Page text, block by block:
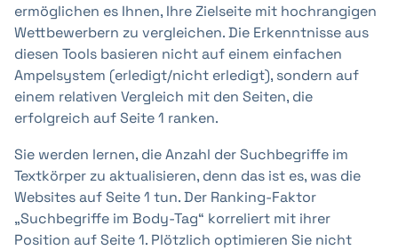
ermöglichen es Ihnen, Ihre Zielseite mit hochrangigen
Wettbewerbern zu vergleichen. Die Erkenntnisse aus
diesen Tools basieren nicht auf einem einfachen
Ampelsystem (erledigt/nicht erledigt), sondern auf
einem relativen Vergleich mit den Seiten, die
erfolgreich auf Seite 1 ranken.
Sie werden lernen, die Anzahl der Suchbegriffe im
Textkörper zu aktualisieren, denn das ist es, was die
Websites auf Seite 1 tun. Der Ranking-Faktor
„Suchbegriffe im Body-Tag“ korreliert mit ihrer
Position auf Seite 1. Plötzlich optimieren Sie nicht